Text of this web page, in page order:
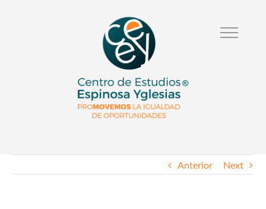
Anterior Next